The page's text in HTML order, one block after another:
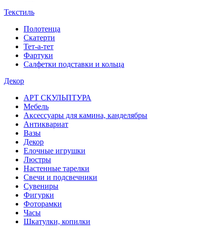
Текстиль
Полотенца
Скатерти
Тет-а-тет
Фартуки
Салфетки подставки и кольца
Декор
АРТ СКУЛЬПТУРА
Мебель
Аксессуары для камина, канделябры
Антиквариат
Вазы
Декор
Елочные игрушки
Люстры
Настенные тарелки
Свечи и подсвечники
Сувениры
Фигурки
Фоторамки
Часы
Шкатулки, копилки